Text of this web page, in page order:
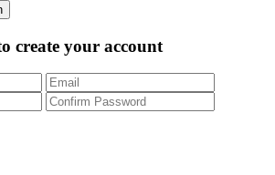
create your account